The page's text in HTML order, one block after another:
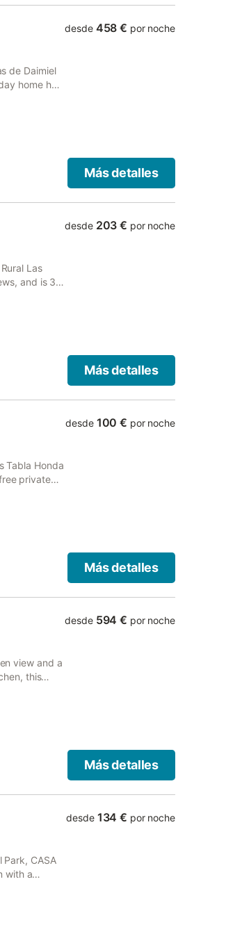
de Daimiel
home has
desde 458 € por noche
Más detalles
Las
and is 37
desde 203 € por noche
Más detalles
Tabla Honda
private
desde 100 € por noche
Más detalles
view and a
this
desde 594 € por noche
Más detalles
CASA
with a
desde 134 € por noche